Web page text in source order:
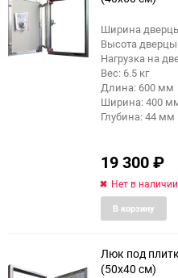
еще 4 фото
Ширина
Высота
Нагрузка на
Вес: 6.5 кг
Длина: 600 мм
Ширина: 400
Глубина: 44 мм
19 300₽
Нет в наличии
В корзину
Люк под
(50x40 см)